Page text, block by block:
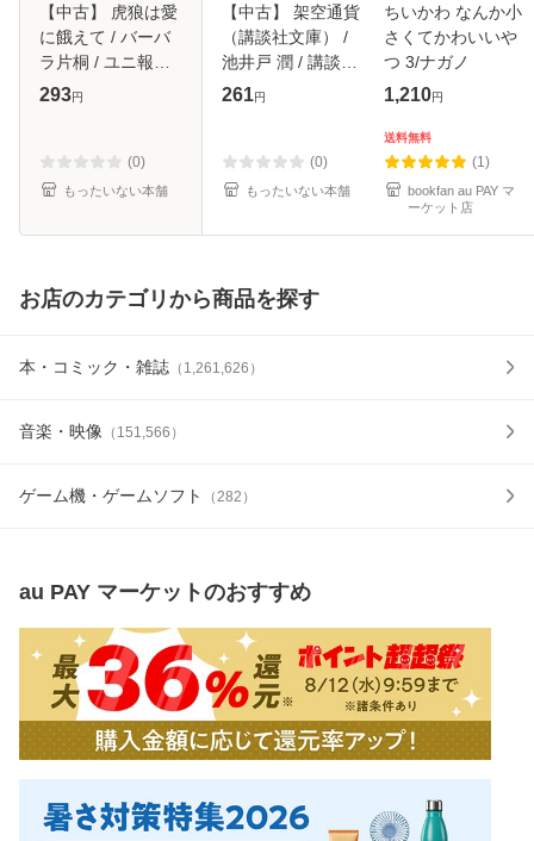
【中古】 虎狼は愛
に餓えて / バーバ
ラ片桐 / ユニ報創
[単行本]【メール便
293円
(0)
もったいない本舗
【中古】 架空通貨
（講談社文庫） /
池井戸 潤 / 講談社
[文庫]【メール便送
261円
(0)
もったいない本舗
ちいかわ なんか小
さくてかわいいや
つ 3/ナガノ
1,210円
送料無料
(1)
bookfan au PAY マ
ーケット店
お店のカテゴリから商品を探す
本・コミック・雑誌 （ 1,261,626 ）
音楽・映像 （ 151,566 ）
ゲーム機・ゲームソフト （282 ）
au PAY マーケットのおすすめ